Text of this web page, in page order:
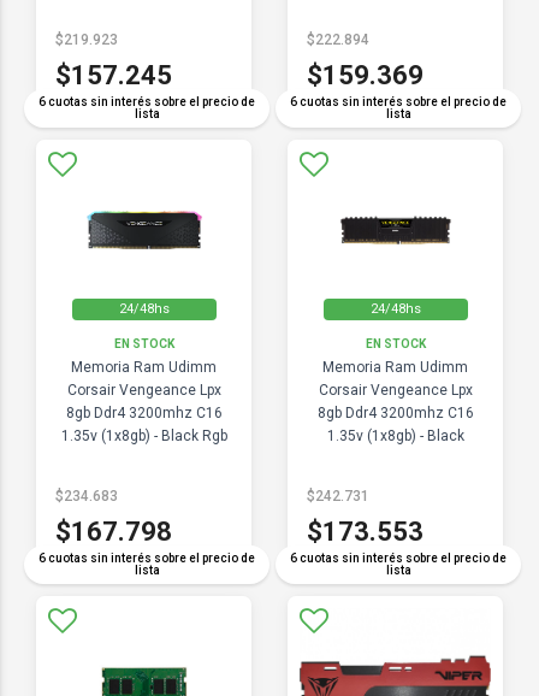
6 cuotas sin interés sobre el precio de
lista
$219.923
$157.245
6 cuotas sin interés sobre el precio de
lista
$222.894
$159.369
24/48hs
EN STOCK
Memoria Ram Udimm
Corsair Vengeance Lpx
8gb Ddr4 3200mhz C16
1.35v (1x8gb) - Black Rgb
6 cuotas sin interés sobre el precio de
lista
$234.683
$167.798
24/48hs
EN STOCK
Memoria Ram Udimm
Corsair Vengeance Lpx
8gb Ddr4 3200mhz C16
1.35v (1x8gb) - Black
6 cuotas sin interés sobre el precio de
lista
$242.731
$173.553